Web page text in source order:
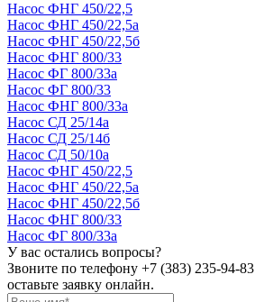
Насос ФНГ 450/22,5
Насос ФНГ 450/22,5а
Насос ФНГ 450/22,5б
Насос ФНГ 800/33
Насос ФГ 800/33а
Насос ФГ 800/33
Насос ФНГ 800/33а
Насос СД 25/14а
Насос СД 25/14б
Насос СД 50/10а
Насос ФНГ 450/22,5
Насос ФНГ 450/22,5а
Насос ФНГ 450/22,5б
Насос ФНГ 800/33
Насос ФГ 800/33а
У вас остались вопросы?
Звоните по телефону +7 (383) 235-94-83
оставьте заявку онлайн.